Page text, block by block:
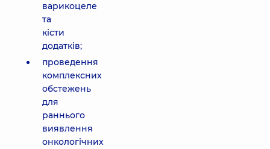
варикоцеле
та
кісти
додатків;
проведення
комплексних
обстежень
для
раннього
виявлення
онкологічних